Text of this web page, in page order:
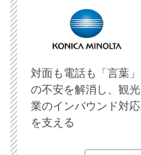
対面も電話も「言葉」
の不安を解消し、観光
業のインバウンド対応
を支える